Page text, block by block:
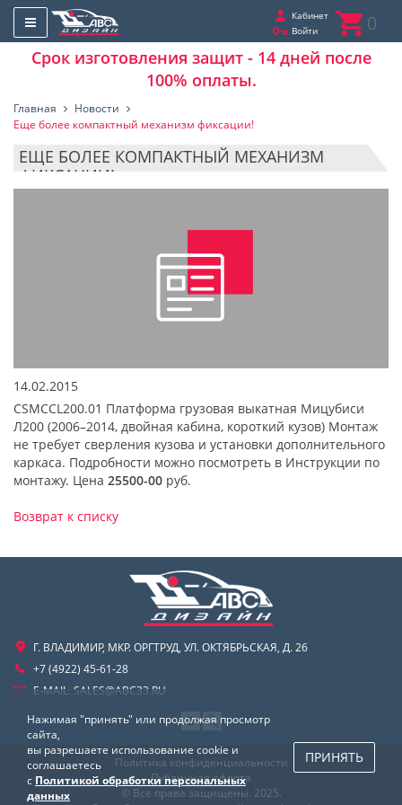
Кабинет
Войти
0
Срок изготовления защит - 14 дней после
100% оплаты.
Главная
Новости
Еще более компактный механизм фиксации!
ЕЩЕ БОЛЕЕ КОМПАКТНЫЙ МЕХАНИЗМ
ФИКСАЦИИ!
14.02.2015
CSMCCL200.01 Платформа грузовая выкатная Мицубиси
Л200 (2006–2014, двойная кабина, короткий кузов) Монтаж
не требует сверления кузова и установки дополнительного
каркаса. Подробности можно посмотреть в Инструкции по
монтажу. Цена 25500-00 руб.
Возврат к списку
Г. ВЛАДИМИР, МКР. ОРГТРУД, УЛ. ОКТЯБРЬСКАЯ, Д. 26
+7 (4922) 45-61-28
E-MAIL: SALES@ABC33.RU
Политика конфиденциальности
Публичная оферта
© Все права защищены. 2025.
Нажимая "принять" или продолжая просмотр
сайта,
вы разрешаете использование cookie и
соглашаетесь
с Политикой обработки персональных
данных
ПРИНЯТЬ